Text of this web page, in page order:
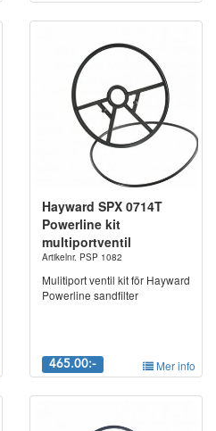
Hayward SPX 0714T
Powerline kit
multiportventil
Artikelnr. PSP 1082
Mulitiport ventil kit för Hayward
Powerline sandfilter
465.00:- Mer info